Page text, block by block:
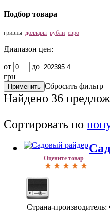
Подбор товара
гривны доллары рубли евро
Диапазон цен:
от
до
грн
Сбросить фильтр
Найдено 36
Сортировать по
Оцените товар
Страна-производитель: